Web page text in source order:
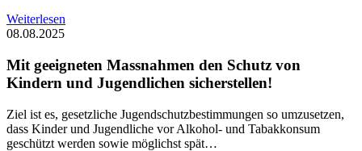
Weiterlesen
08.08.2025
Mit geeigneten Massnahmen den Schutz von
Kindern und Jugendlichen sicherstellen!
Ziel ist es, gesetzliche Jugendschutzbestimmungen so umzusetzen,
dass Kinder und Jugendliche vor Alkohol- und Tabakkonsum
geschützt werden sowie möglichst spät…